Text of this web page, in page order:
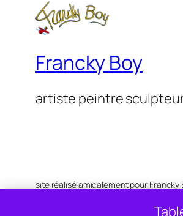
Francky Boy
artiste peintre
site réalisé amicalement pour Francky